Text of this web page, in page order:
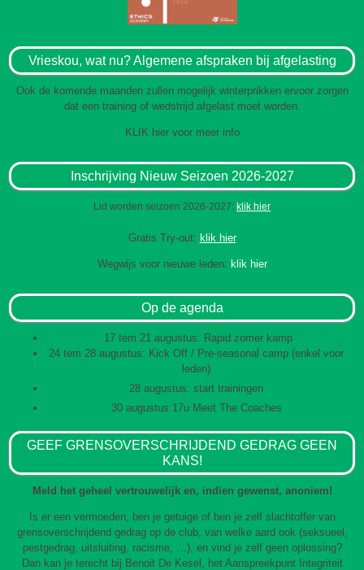
Vrieskou, wat nu? Algemene afspraken bij afgelasting
Ook de komende maanden zullen mogelijk winterprikken ervoor zorgen
dat een training of wedstrijd afgelast moet worden.
KLIK hier voor meer info
Inschrijving Nieuw Seizoen 2026-2027
Lid worden seizoen 2026-2027: klik hier
Gratis Try-out: klik hier
Wegwijs voor nieuwe leden: klik hier
Op de agenda
17 tem 21 augustus: Rapid zomer kamp
24 tem 28 augustus: Kick Off / Pre-seasonal camp (enkel voor
leden)
28 augustus: start trainingen
30 augustus 17u Meet The Coaches
GEEF GRENSOVERSCHRIJDEND GEDRAG GEEN
KANS!
Meld het geheel vertrouwelijk en, indien gewenst, anoniem!
Is er een vermoeden, ben je getuige of ben je zelf slachtoffer van
grensoverschrijdend gedrag op de club, van welke aard ook (seksueel,
pestgedrag, uitsluiting, racisme, …), en vind je zelf geen oplossing?
Dan kan je terecht bij Benoit De Kesel, het Aanspreekpunt Integriteit